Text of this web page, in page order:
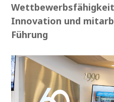
Innovation und
Führung